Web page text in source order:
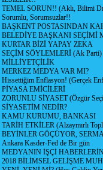
TEMEL SORUN!! (Aklı, Bilimi
Sorumlu, Sorumsuzlar!!
BAŞKENT POSTASINDAN
BELEDİYE BAŞKANI SEÇİMİ
KURTAR BİZİ YAPAY ZEKA
SEÇİM SÖYLEMLERİ (Ak Parti)
MİLLİYETÇİLİK
MERKEZ MEDYA VAR MI?
Hissettiğim Enflasyon! (Gerçek
PİYASA EMİCİLERİ
ZORUNLU SİYASET (Özgür
SİYASETİM NEDİR?
KAMU KURUMU, BANKASI
TARİH ETKİLER (Alzaymırlı
BEYİNLER GÖÇÜYOR,
Ankara Kasder-Fed de Bir gün
MEDYANIN İŞÇİ
2018 BİLİMSEL GELİŞME